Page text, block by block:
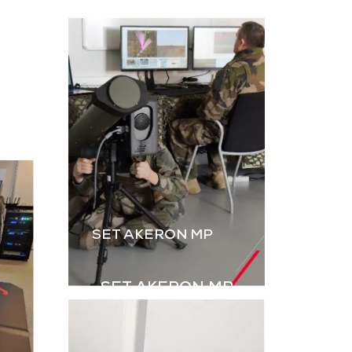
la
simulation est
essentielle. Le B2M-GR
de GDI Simulation,
enrichi par l’intégration
des grenades,
renforce le réalisme
des exercices Live.
Télécharger la
plaquette
SET AKERON MP
SET AKERON MP
pour l’entraînement